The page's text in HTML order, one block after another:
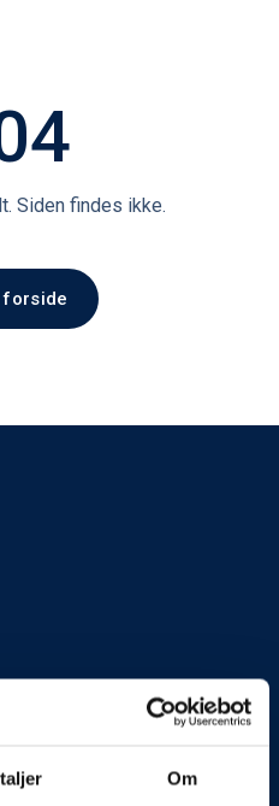
Om
Siden findes ikke.
forside
Bomae:
9:00-20:00